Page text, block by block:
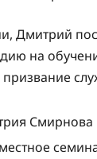
Дмитрий
на
Смирнова